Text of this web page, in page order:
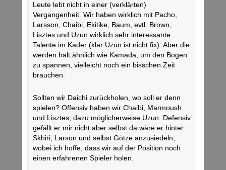
Leute lebt nicht in einer (verklärten)
Vergangenheit. Wir haben wirklich mit Pacho,
Larsson, Chaibi, Ekitike, Baum, evtl. Brown,
Lisztes und Uzun wirklich sehr interessante
Talente im Kader (klar Uzun ist nicht fix). Aber die
werden halt ähnlich wie Kamada, um den Bogen
zu spannen, vielleicht noch ein bisschen Zeit
brauchen.
Sollten wir Daichi zurückholen, wo soll er denn
spielen? Offensiv haben wir Chaibi, Marmoush
und Lisztes, dazu möglicherweise Uzun. Defensiv
gefällt er mir nicht aber selbst da wäre er hinter
Skhiri, Larson und selbst Götze anzusiedeln,
wobei ich hoffe, dass wir auf der Position noch
einen erfahrenen Spieler holen.